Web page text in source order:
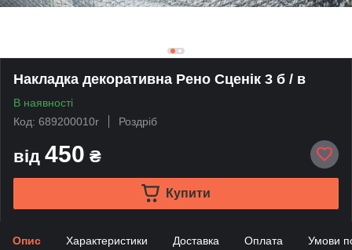
Накладка декоративна Рено Сценік 3 б / в
В наявності
Код: 689200010r
Роздріб
від 450 ₴
Купити
Опис Характеристики Доставка Оплата Умови